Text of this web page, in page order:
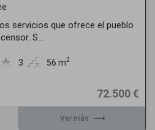
servicios que ofrece el pueblo
S...
3 56 m2
72.500 €
Ver más trending_flat